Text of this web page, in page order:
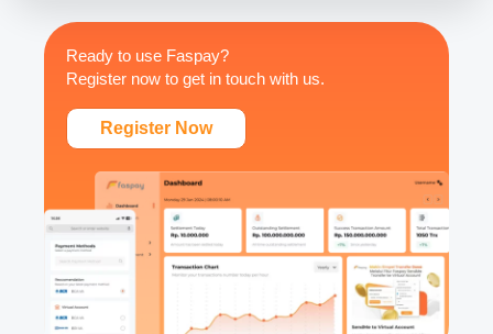
Ready to use Faspay?
Register now to get in touch with us.
Register Now